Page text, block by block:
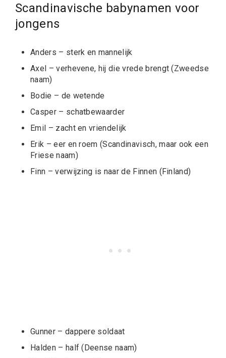
Scandinavische babynamen voor
jongens
Anders – sterk en mannelijk
Axel – verhevene, hij die vrede brengt (Zweedse
naam)
Bodie – de wetende
Casper – schatbewaarder
Emil – zacht en vriendelijk
Erik – eer en roem (Scandinavisch, maar ook een
Friese naam)
Finn – verwijzing is naar de Finnen (Finland)
Gunner – dappere soldaat
Halden – half (Deense naam)